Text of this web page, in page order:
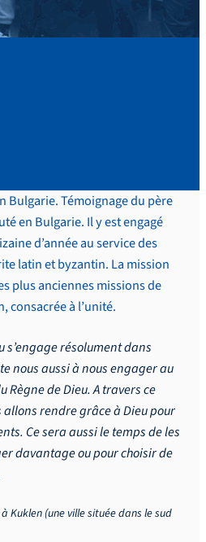
Bulgarie. Témoignage du père
en Bulgarie. Il y est engagé
d’année au service des
latin et byzantin. La mission
plus anciennes missions de
consacrée à l’unité.
résolument dans
nous aussi à nous engager au
Règne de Dieu. A travers ce
allons rendre grâce à Dieu pour
Ce sera aussi le temps de les
davantage ou pour choisir de
Kuklen (une ville située dans le sud